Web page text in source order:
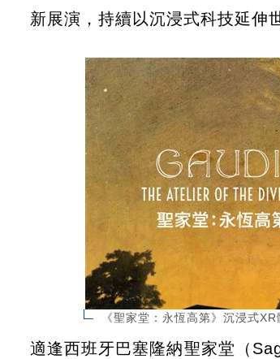
新展演，持續以沉浸式科技延伸
《聖家堂：永恆高第》沉浸式
適逢西班牙巴塞隆納聖家堂（